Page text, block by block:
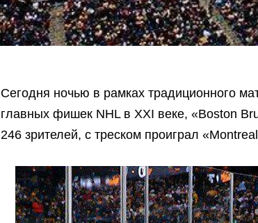
Сегодня ночью в рамках традиционного
главных фишек NHL в XXI веке, «Boston
246 зрителей, с треском проиграл